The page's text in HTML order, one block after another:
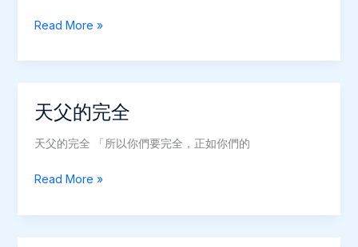
不
的
冕
Read More »
天父的完全
天父的完全 「所以你們要完全，正如你們的
天
的
Read More »